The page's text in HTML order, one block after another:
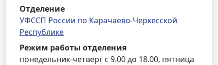
Отделение
УФССП России по Карачаево-Черкесской
Республике
Режим работы отделения
понедельник-четверг с 9.00 до 18.00, пятница